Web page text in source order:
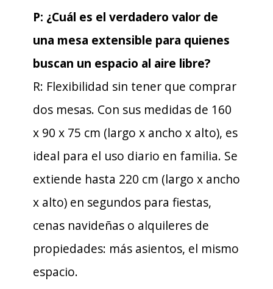
P: ¿Cuál es el verdadero valor de
una mesa extensible para quienes
buscan un espacio al aire libre?
R: Flexibilidad sin tener que comprar
dos mesas. Con sus medidas de 160
x 90 x 75 cm (largo x ancho x alto), es
ideal para el uso diario en familia. Se
extiende hasta 220 cm (largo x ancho
x alto) en segundos para fiestas,
cenas navideñas o alquileres de
propiedades: más asientos, el mismo
espacio.